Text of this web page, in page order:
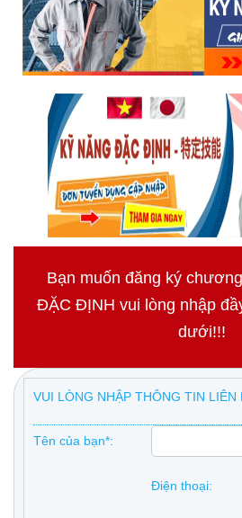
Bạn muốn đăng ký
ĐẶC ĐỊNH vui lòng nhập
dưới!!!
VUI LÒNG NHẬP THÔNG TIN LIÊN
Tên của bạn*:
Điện thoại: